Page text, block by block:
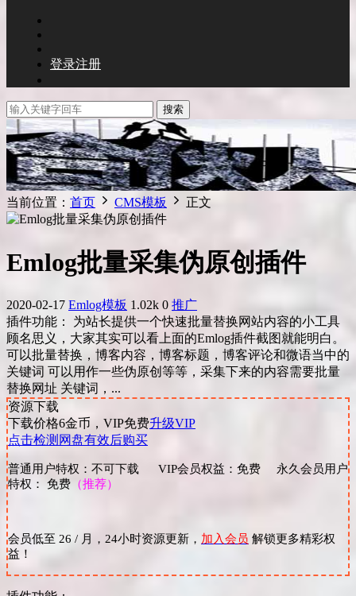
登录注册
搜索
当前位置： 首页 CMS模板 正文
Emlog批量采集伪原创插件
2020-02-17 Emlog模板 1.02k 0 推广
插件功能： 为站长提供一个快速批量替换网站内容的小工具
顾名思义，大家其实可以看上面的Emlog插件截图就能明白。
可以批量替换，博客内容，博客标题，博客评论和微语当中的
关键词 可以用作一些伪原创等等，采集下来的内容需要批量
替换网址 关键词，...
资源下载
下载价格6金币，VIP免费升级VIP
点击检测网盘有效后购买
普通用户特权：不可下载 VIP会员权益：免费 永久会员用户
特权： 免费 （推荐）
会员低至 26 / 月，24小时资源更新， 加入会员 解锁更多精彩权
益！